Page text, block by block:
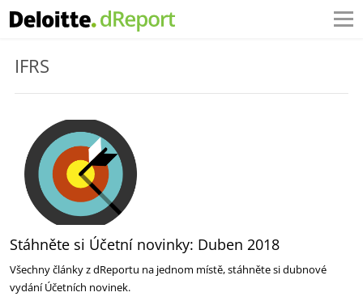
IFRS
Stáhněte si Účetní novinky: Duben 2018
Všechny články z dReportu na jednom místě, stáhněte si dubnové
vydání Účetních novinek.